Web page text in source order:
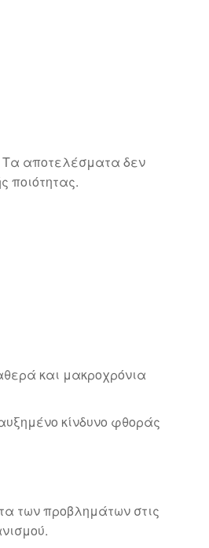
Τα αποτελέσματα δεν
ποιότητας.
και μακροχρόνια
κίνδυνο φθοράς
των προβλημάτων στις